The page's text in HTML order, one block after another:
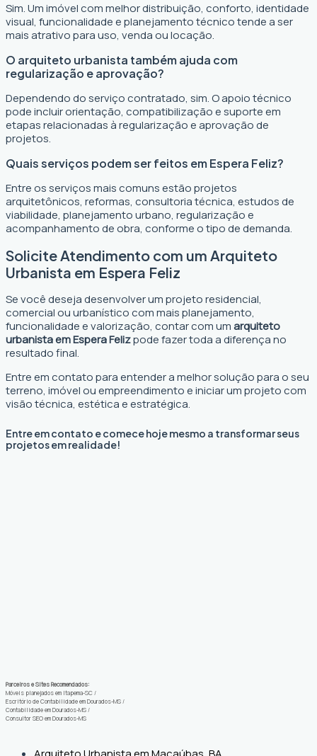
Sim. Um imóvel com melhor distribuição, conforto, identidade
visual, funcionalidade e planejamento técnico tende a ser
mais atrativo para uso, venda ou locação.
O arquiteto urbanista também ajuda com
regularização e aprovação?
Dependendo do serviço contratado, sim. O apoio técnico
pode incluir orientação, compatibilização e suporte em
etapas relacionadas à regularização e aprovação de
projetos.
Quais serviços podem ser feitos em Espera Feliz?
Entre os serviços mais comuns estão projetos
arquitetônicos, reformas, consultoria técnica, estudos de
viabilidade, planejamento urbano, regularização e
acompanhamento de obra, conforme o tipo de demanda.
Solicite Atendimento com um Arquiteto
Urbanista em Espera Feliz
Se você deseja desenvolver um projeto residencial,
comercial ou urbanístico com mais planejamento,
funcionalidade e valorização, contar com umarquiteto
urbanista em Espera Felizpode fazer toda a diferença no
resultado final.
Entre em contato para entender a melhor solução para o seu
terreno, imóvel ou empreendimento e iniciar um projeto com
visão técnica, estética e estratégica.
Entre em contato e comece hoje mesmo a transformar seus
projetos em realidade!
Parceiros e Sites Recomendados:
Móveis planejados em Itapema-SC /
Escritório de Contabilidade em Dourados-MS /
Contabilidade em Dourados-MS /
Consultor SEO em Dourados-MS